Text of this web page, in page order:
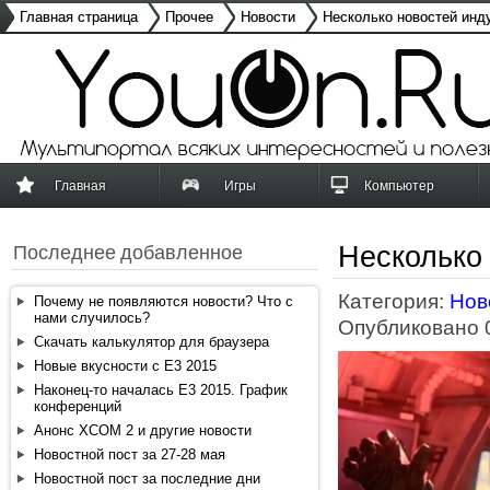
Главная страница Прочее Новости Несколько новостей
Главная Игры Компьютер
Последнее добавленное
Почему не появляются новости? Что с
нами случилось?
Скачать калькулятор для браузера
Новые вкусности с E3 2015
Наконец-то началась E3 2015. График
конференций
Анонс XCOM 2 и другие новости
Новостной пост за 27-28 мая
Новостной пост за последние дни
Категория:
Опубликовано